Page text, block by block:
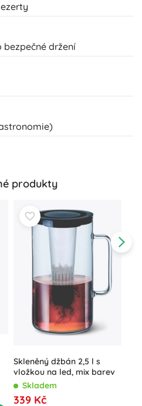
bezpečné držení
produkty
Skleněný džbán 2,5 l s
vložkou na led, mix barev
Skladem
339 Kč